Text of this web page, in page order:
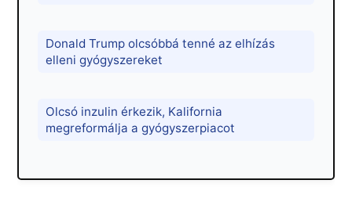
Donald Trump olcsóbbá tenné az elhízás
elleni gyógyszereket
Olcsó inzulin érkezik, Kalifornia
megreformálja a gyógyszerpiacot